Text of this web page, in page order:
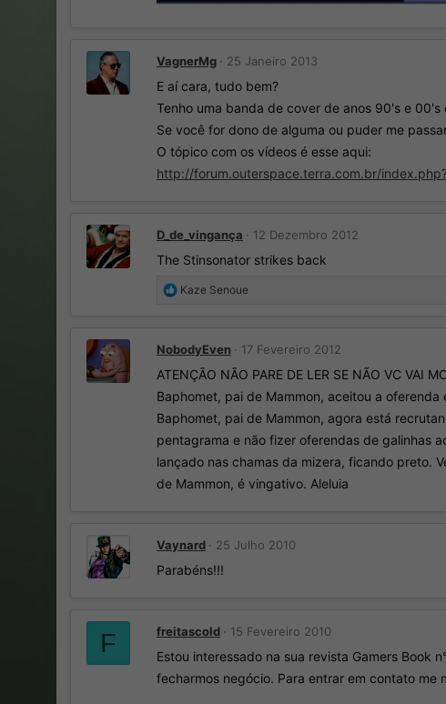
VagnerMg 25 Janeiro 2013
E aí cara, tudo bem?
Tenho uma banda de cover de anos 90's e
Se você for dono de alguma ou puder me
O tópico com os vídeos é esse aqui:
http://forum.outerspace.terra.com.br/
D_de_vingança 12 Dezembro 2012
The Stinsonator strikes back
R
õ
e
:
Kaze Senoue
NobodyEven 17 Fevereiro 2012
ATENÇÃO NÃO PARE DE LER SE NÃO VC
Baphomet, pai de Mammon, aceitou a
Baphomet, pai de Mammon, agora está
pentagrama e não fizer oferendas de galinhas
lançado nas chamas da mizera, ficando preto.
de Mammon, é vingativo. Aleluia
Vaynard 25 Julho 2010
Parabéns!!!
F freitascold 15 Fevereiro 2010
Estou interessado na sua revista Gamers Book
fecharmos negócio. Para entrar em contato me